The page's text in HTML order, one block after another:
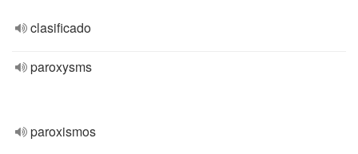
clasificado
paroxysms
paroxismos